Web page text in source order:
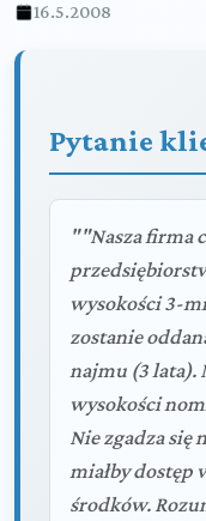
16.5.2008
Pytanie
""Nasza firma
wysokości 3-
zostanie
najmu (3 lata).
wysokości
Nie zgadza się
miałby dostęp
środków.